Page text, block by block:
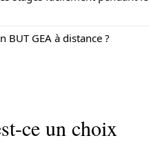
BUT GEA à distance ?
ce un choix